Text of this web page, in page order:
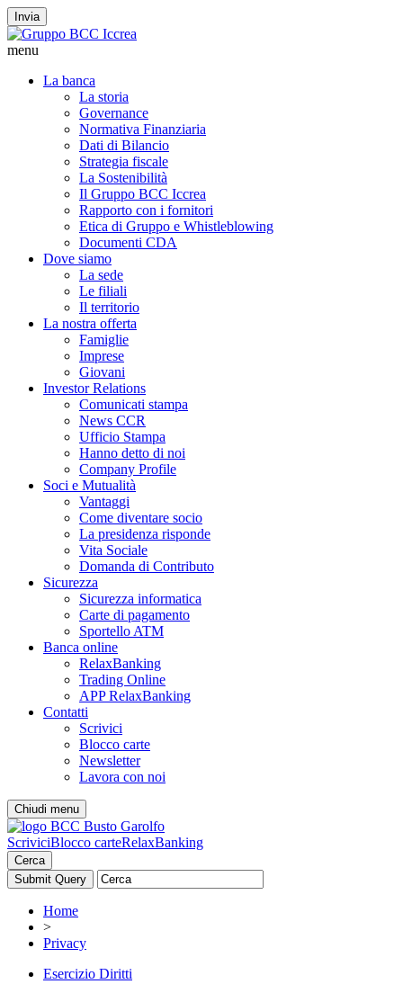
Invia
menu
La banca
La storia
Governance
Normativa Finanziaria
Dati di Bilancio
Strategia fiscale
La Sostenibilità
Il Gruppo BCC Iccrea
Rapporto con i fornitori
Etica di Gruppo e Whistleblowing
Documenti CDA
Dove siamo
La sede
Le filiali
Il territorio
La nostra offerta
Famiglie
Imprese
Giovani
Investor Relations
Comunicati stampa
News CCR
Ufficio Stampa
Hanno detto di noi
Company Profile
Soci e Mutualità
Vantaggi
Come diventare socio
La presidenza risponde
Vita Sociale
Domanda di Contributo
Sicurezza
Sicurezza informatica
Carte di pagamento
Sportello ATM
Banca online
RelaxBanking
Trading Online
APP RelaxBanking
Contatti
Scrivici
Blocco carte
Newsletter
Lavora con noi
Chiudi menu
ScriviciBlocco carteRelaxBanking
Cerca
Home
>
Privacy
Esercizio Diritti